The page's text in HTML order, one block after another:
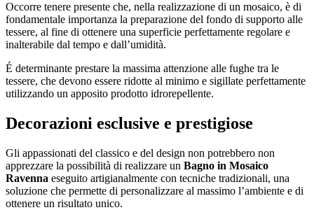
Occorre tenere presente che, nella realizzazione di un mosaico, è di
fondamentale importanza la preparazione del fondo di supporto alle
tessere, al fine di ottenere una superficie perfettamente regolare e
inalterabile dal tempo e dall’umidità.
É determinante prestare la massima attenzione alle fughe tra le
tessere, che devono essere ridotte al minimo e sigillate perfettamente
utilizzando un apposito prodotto idrorepellente.
Decorazioni esclusive e prestigiose
Gli appassionati del classico e del design non potrebbero non
apprezzare la possibilità di realizzare un Bagno in Mosaico
Ravenna eseguito artigianalmente con tecniche tradizionali, una
soluzione che permette di personalizzare al massimo l’ambiente e di
ottenere un risultato unico.